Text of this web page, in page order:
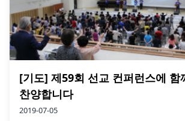
[기도] 제59회 선교 컨퍼런스에 함
찬양합니다
2019-07-05